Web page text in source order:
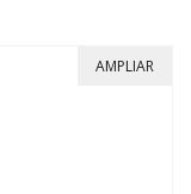
AMPLIAR